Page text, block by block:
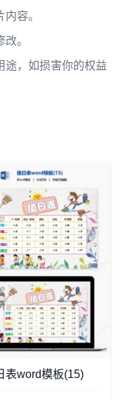
容。
。
途，如损害你的权益
表word模板(15)